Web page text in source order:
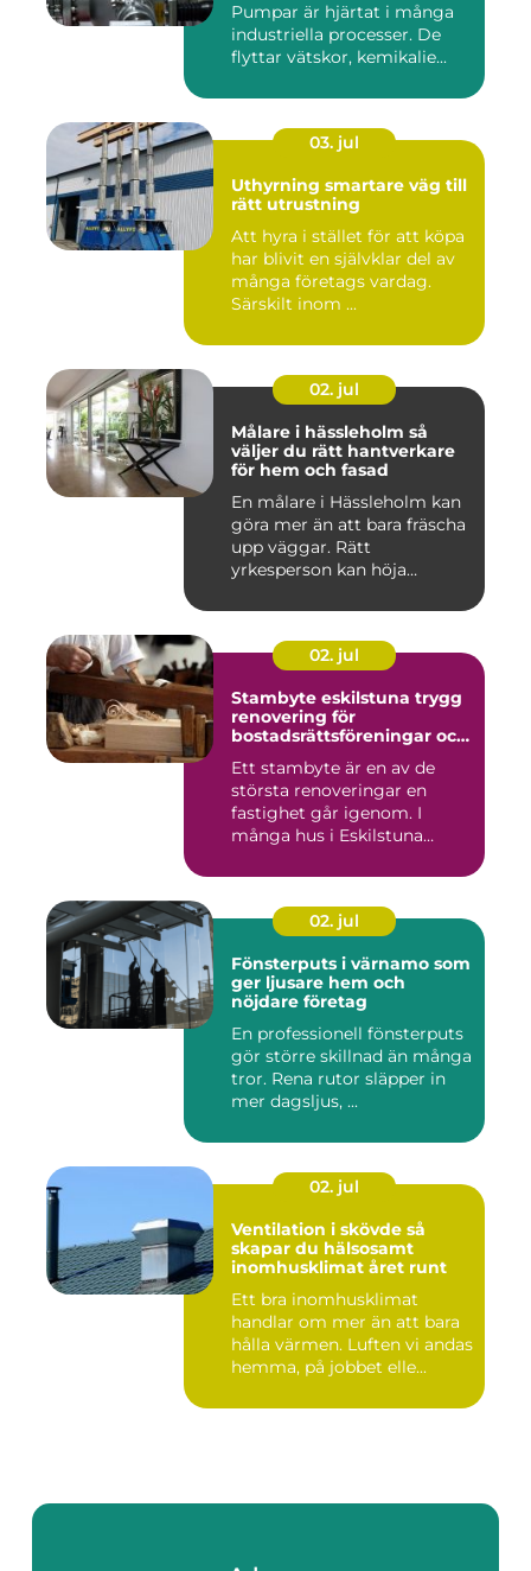
Pumpar är hjärtat i många
industriella processer. De
flyttar vätskor, kemikalie...
03. jul
Uthyrning smartare väg till
rätt utrustning
Att hyra i stället för att köpa
har blivit en självklar del av
många företags vardag.
Särskilt inom ...
02. jul
Målare i hässleholm så
väljer du rätt hantverkare
för hem och fasad
En målare i Hässleholm kan
göra mer än att bara fräscha
upp väggar. Rätt
yrkesperson kan höja
02. jul
Stambyte eskilstuna trygg
renovering för
bostadsrättsföreningar och
Ett stambyte är en av de
största renoveringar en
fastighet går igenom. I
många hus i Eskilstuna
02. jul
Fönsterputs i värnamo som
ger ljusare hem och
nöjdare företag
En professionell fönsterputs
gör större skillnad än många
tror. Rena rutor släpper in
mer dagsljus, ...
02. jul
Ventilation i skövde så
skapar du hälsosamt
inomhusklimat året runt
Ett bra inomhusklimat
handlar om mer än att bara
hålla värmen. Luften vi andas
hemma, på jobbet elle...